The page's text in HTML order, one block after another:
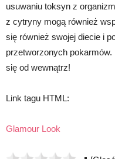
usuwaniu toksyn z
z cytryny mogą również
się również swojej diecie i
przetworzonych
się od wewnątrz!
Link tagu HTML:
Glamour Look